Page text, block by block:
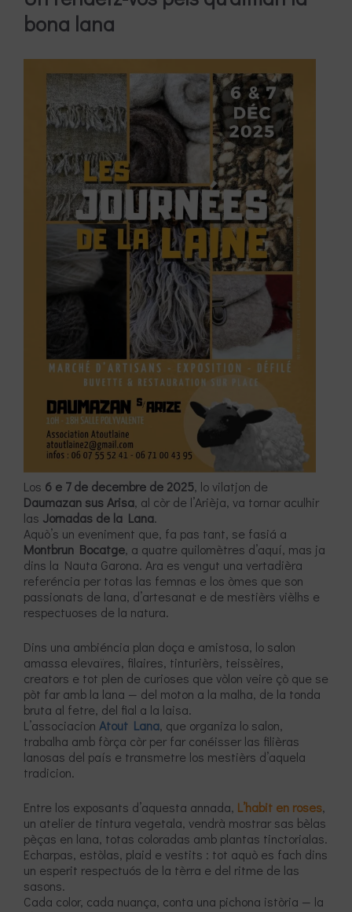
bona lana
Los 6 e 7 de decembre de 2025, lo vilatjon de
Daumazan sus Arisa, al còr de l’Arièja, va tornar aculhir
las Jornadas de la Lana.
Aquò’s un eveniment que, fa pas tant, se fasiá a
Montbrun Bocatge, a quatre quilomètres d’aquí, mas ja
dins la Nauta Garona. Ara es vengut una vertadièra
referéncia per totas las femnas e los òmes que son
passionats de lana, d’artesanat e de mestièrs vièlhs e
respectuoses de la natura.
Dins una ambiéncia plan doça e amistosa, lo salon
amassa elevaïres, filaires, tinturièrs, teissèires,
creators e tot plen de curioses que vòlon veire çò que se
pòt far amb la lana — del moton a la malha, de la tonda
bruta al fetre, del fial a la laisa.
L’associacion Atout Lana, que organiza lo salon,
trabalha amb fòrça còr per far conéisser las filièras
lanosas del país e transmetre los mestièrs d’aquela
tradicion.
Entre los exposants d’aquesta annada, L’habit en roses,
un atelier de tintura vegetala, vendrà mostrar sas bèlas
pèças en lana, totas coloradas amb plantas tinctorialas.
Echarpas, estòlas, plaid e vestits : tot aquò es fach dins
un esperit respectuós de la tèrra e del ritme de las
sasons.
Cada color, cada nuança, conta una pichona istòria — la